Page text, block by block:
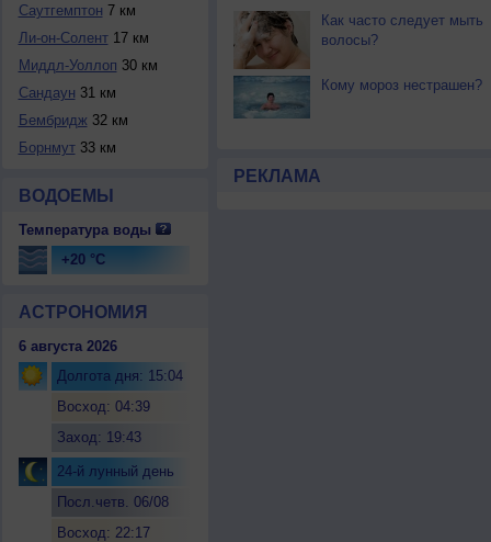
Саутгемптон 7 км
Ли-он-Солент17 км
Миддл-Уоллоп 30 км
Сандаун 31 км
Бембридж 32 км
Борнмут33 км
ВОДОЕМЫ
Температура воды
+20 °C
АСТРОНОМИЯ
6 августа 2026
Долгота дня: 15:04
Восход: 04:39
Заход: 19:43
24-й лунный день
Посл.четв. 06/08
Восход: 22:17
Как часто следует мыть
волосы?
Кому мороз нестрашен?
РЕКЛАМА